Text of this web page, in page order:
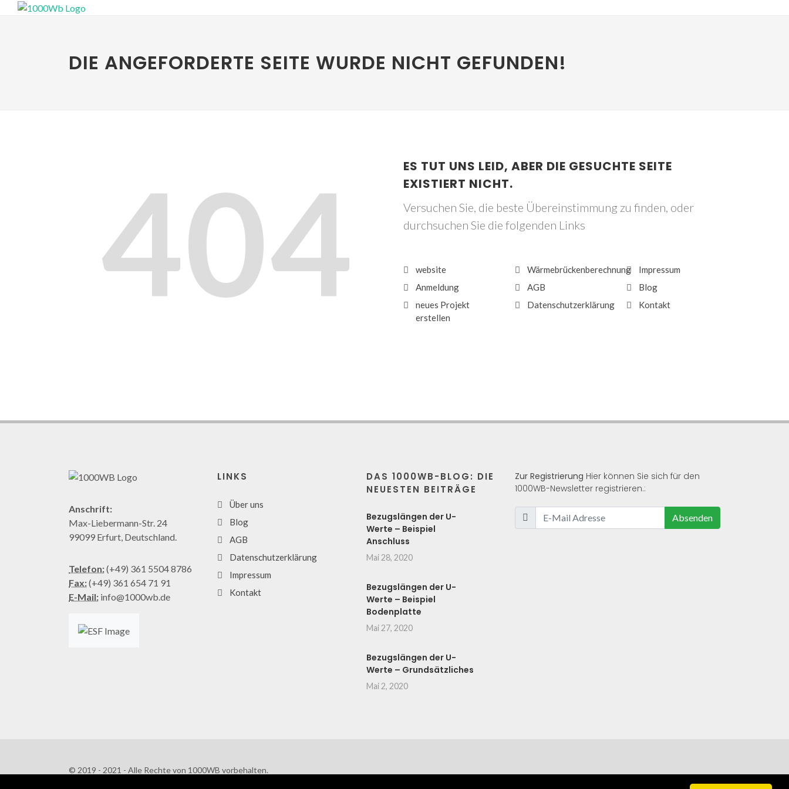
DIE ANGEFORDERTE SEITE WURDE NICHT GEFUNDEN!
404
ES TUT UNS LEID, ABER DIE GESUCHTE SEITE
EXISTIERT NICHT.
Versuchen Sie, die beste Übereinstimmung zu finden, oder
durchsuchen Sie die folgenden Links
website
Anmeldung
neues Projekt
erstellen
Wärmebrückenberechnung
AGB
Datenschutzerklärung
Impressum
Blog
Kontakt
Anschrift:
Max-Liebermann-Str. 24
99099 Erfurt, Deutschland.
Telefon:(+49) 361 5504 8786
Fax:(+49) 361 654 71 91
E-Mail: info@1000wb.de
LINKS
Über uns
Blog
AGB
Datenschutzerklärung
Impressum
Kontakt
DAS 1000WB-BLOG: DIE
NEUESTEN BEITRÄGE
Bezugslängen der U-
Werte – Beispiel
Anschluss
Mai 28, 2020
Bezugslängen der U-
Werte – Beispiel
Bodenplatte
Mai 27, 2020
Bezugslängen der U-
Werte – Grundsätzliches
Mai 2, 2020
Zur Registrierung Hier können Sie sich für den
1000WB-Newsletter registrieren.:
Absenden
© 2019 - 2021 - Alle Rechte von 1000WB vorbehalten.